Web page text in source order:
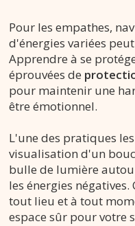
Pour les empathes,
d'énergies variées
Apprendre à se
éprouvées de
pour maintenir une
être émotionnel.
L'une des pratiques
visualisation d'un
bulle de lumière
les énergies
tout lieu et à tout
espace sûr pour votre